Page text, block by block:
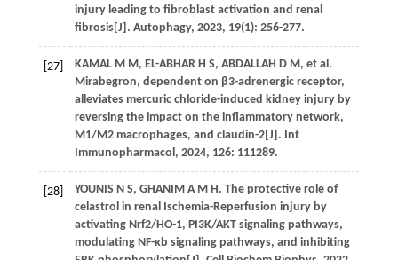
injury leading to fibroblast activation and renal
fibrosis[J]. Autophagy, 2023, 19(1): 256-277.
[27]
KAMAL M M, EL-ABHAR H S, ABDALLAH D M, et al.
Mirabegron, dependent on β3-adrenergic receptor,
alleviates mercuric chloride-induced kidney injury by
reversing the impact on the inflammatory network,
M1/M2 macrophages, and claudin-2[J]. Int
Immunopharmacol, 2024, 126: 111289.
[28]
YOUNIS N S, GHANIM A M H. The protective role of
celastrol in renal Ischemia-Reperfusion injury by
activating Nrf2/HO-1, PI3K/AKT signaling pathways,
modulating NF-κb signaling pathways, and inhibiting